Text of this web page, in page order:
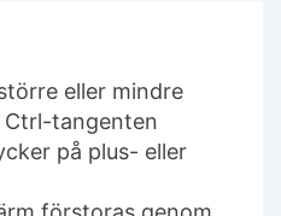
eller mindre
Ctrl-tangenten
på plus- eller